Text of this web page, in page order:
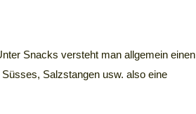
Snacks versteht man allgemein einen
Salzstangen usw. also eine